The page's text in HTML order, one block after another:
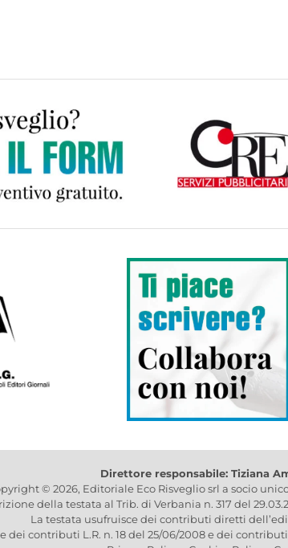
Direttore responsabile: Tiziana
© 2026, Editoriale Eco Risveglio srl a socio
della testata al Trib. di Verbania n. 317 del
La testata usufruisce dei contributi diretti
e dei contributi L.R. n. 18 del 25/06/2008 e dei contributi